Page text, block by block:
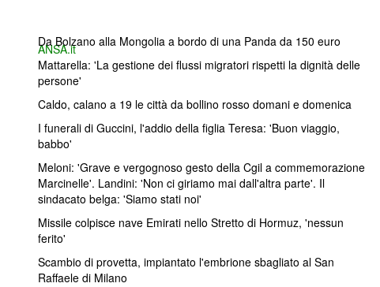
ANSA.it
Da Bolzano alla Mongolia a bordo di una Panda da 150 euro
Mattarella: 'La gestione dei flussi migratori rispetti la dignità delle
persone'
Caldo, calano a 19 le città da bollino rosso domani e domenica
I funerali di Guccini, l'addio della figlia Teresa: 'Buon viaggio,
babbo'
Meloni: 'Grave e vergognoso gesto della Cgil a commemorazione
Marcinelle'. Landini: 'Non ci giriamo mai dall'altra parte'. Il
sindacato belga: 'Siamo stati noi'
Missile colpisce nave Emirati nello Stretto di Hormuz, 'nessun
ferito'
Scambio di provetta, impiantato l'embrione sbagliato al San
Raffaele di Milano